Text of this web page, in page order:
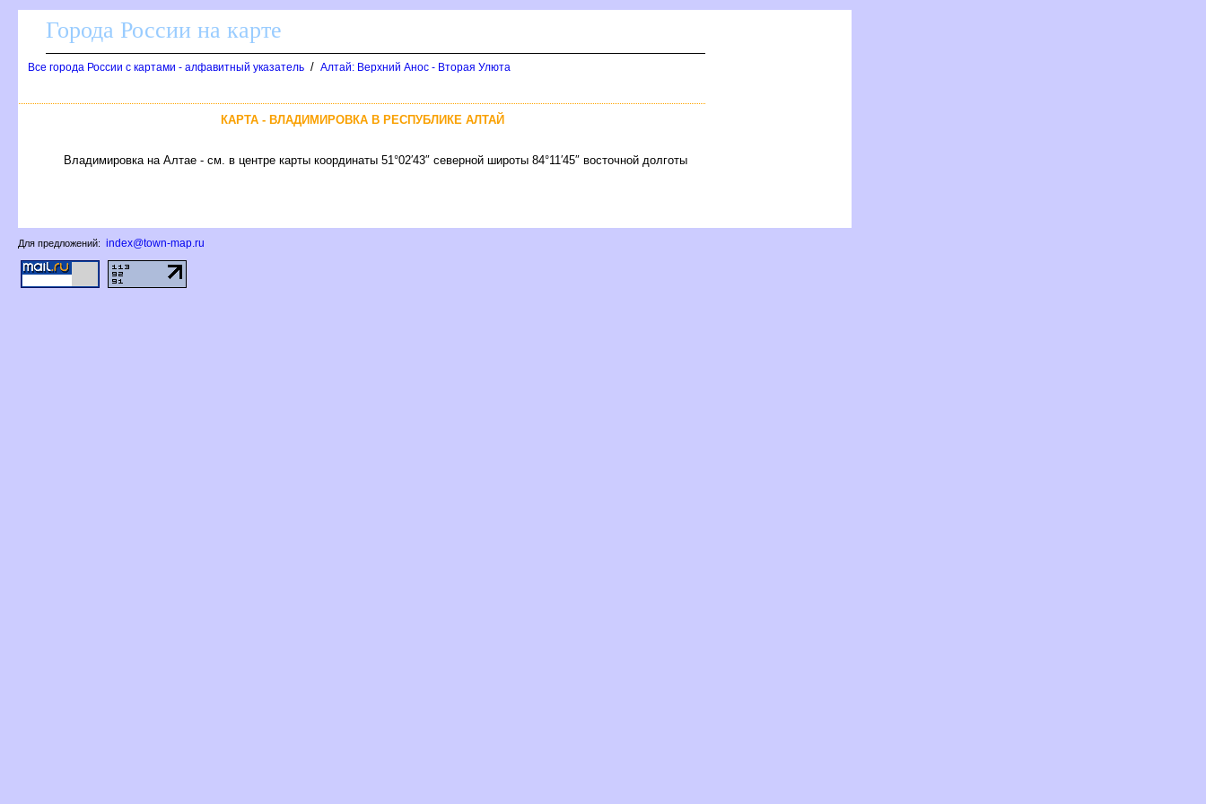
Города России на карте
се города России с картами - алфавитный указатель / Алтай: Верхний Анос - Вторая Улюта
КАРТА - ВЛАДИМИРОВКА В РЕСПУБЛИКЕ АЛТАЙ
ладимировка на Алтае - см. в центре карты координаты 51°02′43″ северной широты 84°11′45″ восточной долготы
Для предложений: index@town-map.ru